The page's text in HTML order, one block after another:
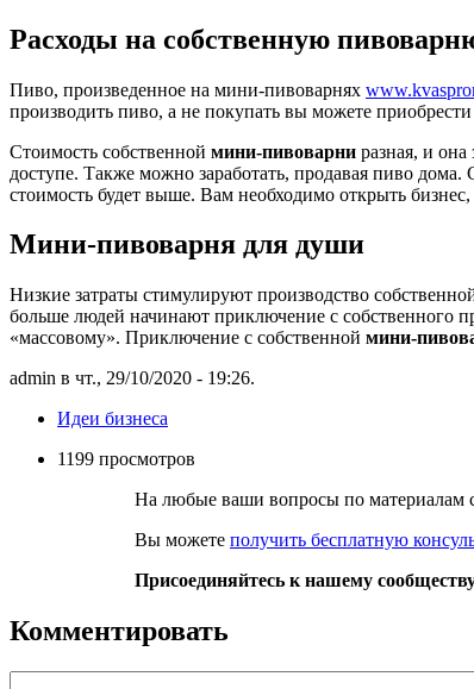
Расходы на собственную
Пиво, произведенное на мини-пивоварнях
производить пиво, а не покупать вы можете
Стоимость собственной мини-пивоварни разная, и
доступе. Также можно заработать, продавая пиво
стоимость будет выше. Вам необходимо открыть
Мини-пивоварня для души
Низкие затраты стимулируют производство
больше людей начинают приключение с собственного
«массовому». Приключение с собственной мини-
admin в чт., 29/10/2020 - 19:26.
Идеи бизнеса
1199 просмотров
На любые ваши вопросы по материалам
Вы можете получить бесплатную
Присоединяйтесь к нашему
Комментировать